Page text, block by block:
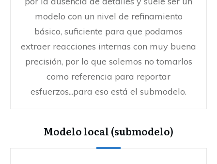
modelo con un nivel de refinamiento
básico, suficiente para que podamos
extraer reacciones internas con muy buena
precisión, por lo que solemos no tomarlos
como referencia para reportar
esfuerzos...para eso está el submodelo.
Modelo local (submodelo)